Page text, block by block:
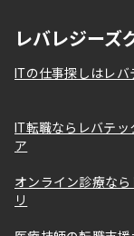
レバレジーズ
ITの仕事探しはレバ
IT転職ならレバテッ
ア
オンライン診療なら
リ